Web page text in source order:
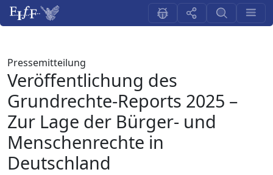
Pressemitteilung
Veröffentlichung des
Grundrechte-Reports 2025 –
Zur Lage der Bürger- und
Menschenrechte in
Deutschland